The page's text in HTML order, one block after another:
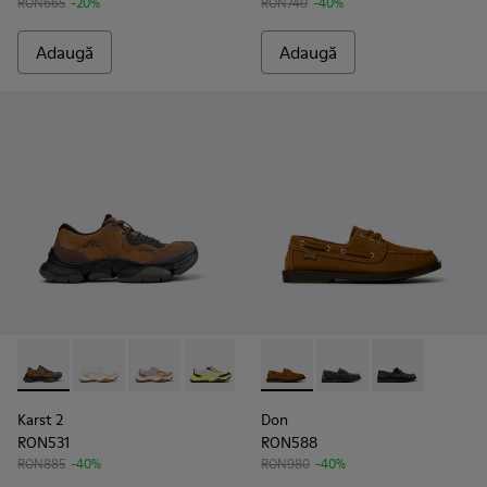
Adaugă Adaugă
Karst 2 - K101069-010 - Pantofi sport maro din materiale
Karst 2 - K101069-009 - Pantofi sport albi din
Karst 2 - K101069-008
Karst 2 - K101069-003
Karst 2 - K101069-002
Karst 2 - K101069-001
Karst 2
RON531
RON885 -40%
Don - K101013-005 -
Don - K101013-006
Don -
Don
RON588
RON980 -40%